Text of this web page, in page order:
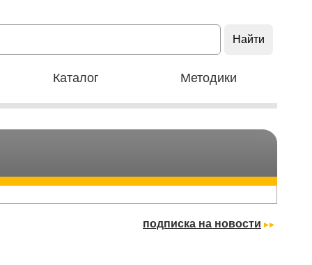
Каталог Методики
подписка на новости